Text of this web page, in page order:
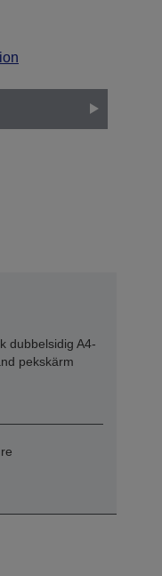
dubbelsidig A4-
pekskärm